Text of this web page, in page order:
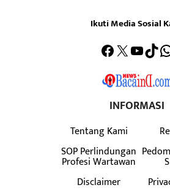
Ikuti Media Sosial
Facebook
X
INFORMASI
Tentang Kami
SOP Perlindungan
Profesi Wartawan
Disclaimer